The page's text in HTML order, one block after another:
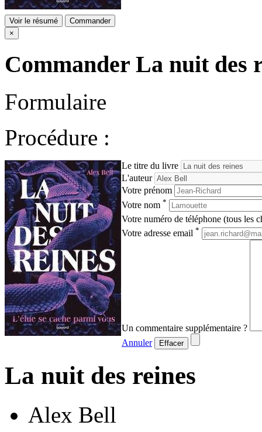
Voir le résumé
Commander
×
Commander La nuit des
Formulaire
Procédure :
Le titre du livre
L'auteur
Votre prénom
Votre nom *
Votre numéro de téléphone (tous les
Votre adresse email *
Un commentaire supplémentaire ?
Annuler
Effacer
La nuit des reines
Alex Bell